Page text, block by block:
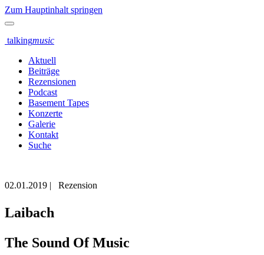
Zum Hauptinhalt springen
talkingmusic
Aktuell
Beiträge
Rezensionen
Podcast
Basement Tapes
Konzerte
Galerie
Kontakt
Suche
02.01.2019 | Rezension
Laibach
The Sound Of Music